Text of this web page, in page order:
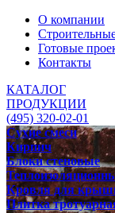
О компании
Готовые
Контакты
КАТАЛОГ
ПРОДУКЦИИ
(495) 320-02-01
Сухие смеси
Кирпич
Блоки стеновые
Кровля для
Плитка